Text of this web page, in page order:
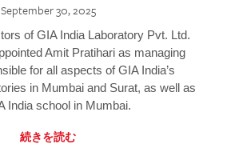
September 30, 2025
of GIA India Laboratory Pvt. Ltd.
Amit Pratihari as managing
for all aspects of GIA India’s
in Mumbai and Surat, as well as
India school in Mumbai.
続きを読む